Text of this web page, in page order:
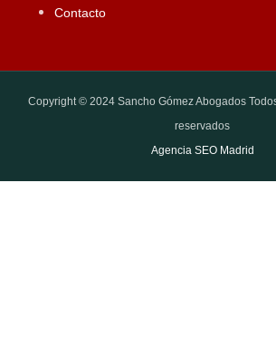
Contacto
Copyright © 2024 Sancho Gómez Abogados
reservados
Agencia SEO Madrid